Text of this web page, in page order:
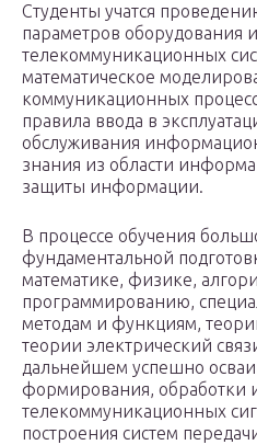
Студенты учатся
параметров оборудования
телекоммуникационных
математическое
коммуникационных
правила ввода в
обслуживания
знания из области
защиты информации.
В процессе обучения
фундаментальной
математике, физике,
программированию,
методам и функциям,
теории электрический
дальнейшем успешно
формирования, обработки
телекоммуникационных
построения систем